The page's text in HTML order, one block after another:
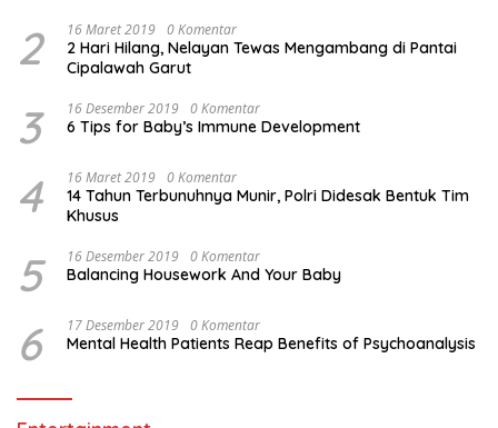
2 16 Maret 2019 0 Komentar
2 Hari Hilang, Nelayan Tewas Mengambang di Pantai
Cipalawah Garut
3 16 Desember 2019 0 Komentar
6 Tips for Baby’s Immune Development
4 16 Maret 2019 0 Komentar
14 Tahun Terbunuhnya Munir, Polri Didesak Bentuk Tim
Khusus
5 16 Desember 2019 0 Komentar
Balancing Housework And Your Baby
6 17 Desember 2019 0 Komentar
Mental Health Patients Reap Benefits of Psychoanalysis